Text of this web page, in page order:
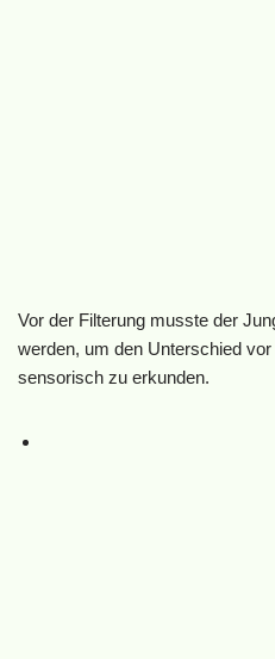
Vor der Filterung musste der
werden, um den Unterschied
sensorisch zu erkunden.